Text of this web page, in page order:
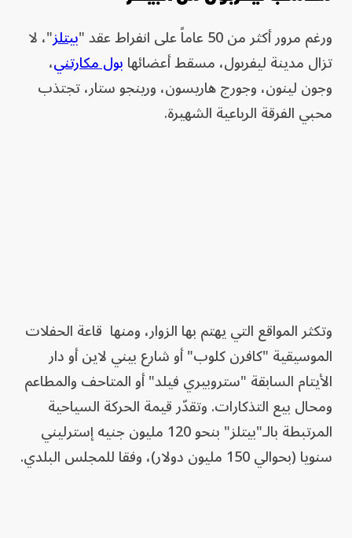
ورغم مرور أكثر من 50 عاماً على انفراط عقد " بيتلز"، لا
تزال مدينة ليفربول، مسقط أعضائهابول مكارتني،
وجون لينون، وجورج هاريسون، ورينجو ستار، تجتذب
محبي الفرقة الرباعية الشهيرة.
وتكثر المواقع التي يهتم بها الزوار، ومنها قاعة الحفلات
الموسيقية "كافرن كلوب" أو شارع بيني لاين أو دار
الأيتام السابقة "ستروبيري فيلد" أو المتاحف والمطاعم
ومحال بيع التذكارات. وتقدّر قيمة الحركة السياحية
المرتبطة بالـ"بيتلز" بنحو 120 مليون جنيه إسترليني
سنويا (بحوالي 150 مليون دولار)، وفقا للمجلس البلدي.